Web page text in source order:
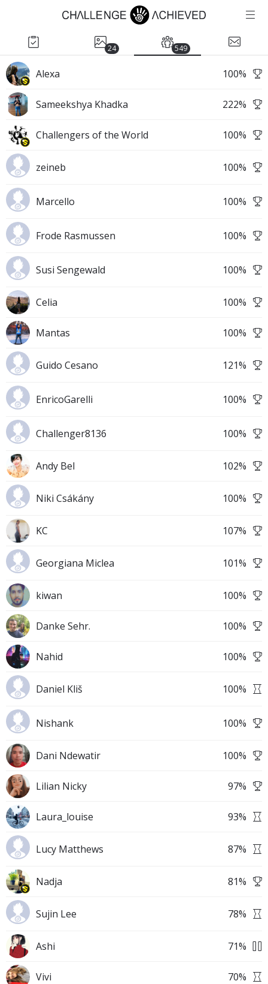
24 549
Alexa 100%
Sameekshya Khadka 222%
Challengers of the World 100%
zeineb 100%
Marcello 100%
Frode Rasmussen 100%
Susi Sengewald 100%
Celia 100%
Mantas 100%
Guido Cesano 121%
EnricoGarelli 100%
Challenger8136 100%
Andy Bel 102%
Niki Csákány 100%
KC 107%
Georgiana Miclea 101%
kiwan 100%
Danke Sehr. 100%
Nahid 100%
Daniel Kliš 100%
Nishank 100%
Dani Ndewatir 100%
Lilian Nicky 97%
Laura_louise 93%
Lucy Matthews 87%
Nadja 81%
Sujin Lee 78%
Ashi 71%
Vivi 70%